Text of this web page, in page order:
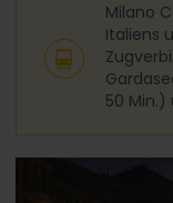
Milano
Italiens
50 Min.)